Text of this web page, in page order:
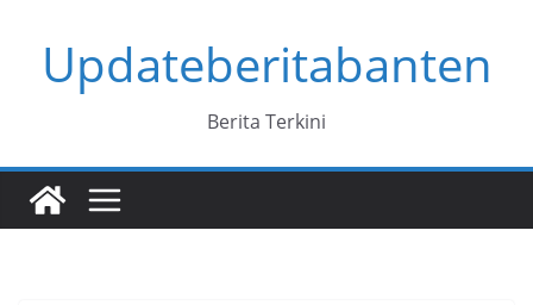
contentUpdateberitabanten
Berita Terkini